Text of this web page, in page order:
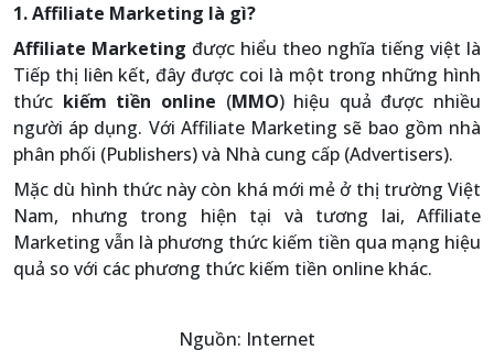
1. Affiliate Marketing là gì?
Affiliate Marketing được hiểu theo nghĩa tiếng việt là
Tiếp thị liên kết, đây được coi là một trong những hình
thức kiếm tiền online (MMO) hiệu quả được nhiều
người áp dụng. Với Affiliate Marketing sẽ bao gồm nhà
phân phối (Publishers) và Nhà cung cấp (Advertisers).
Mặc dù hình thức này còn khá mới mẻ ở thị trường Việt
Nam, nhưng trong hiện tại và tương lai, Affiliate
Marketing vẫn là phương thức kiếm tiền qua mạng hiệu
quả so với các phương thức kiếm tiền online khác.
Nguồn: Internet